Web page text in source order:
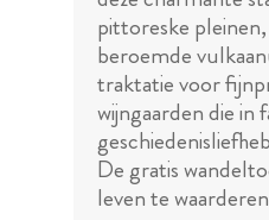
pittoreske
beroemde
traktatie voor
wijngaarden die in
De gratis
leven te